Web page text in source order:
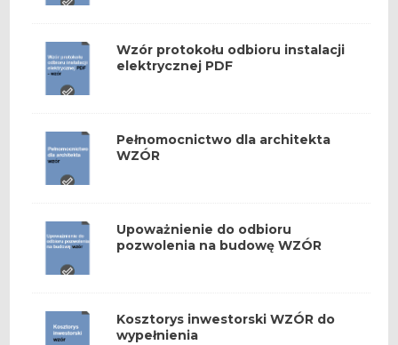
Wzór protokołu odbioru instalacji
elektrycznej PDF
Pełnomocnictwo dla architekta
WZÓR
Upoważnienie do odbioru
pozwolenia na budowę WZÓR
Kosztorys inwestorski WZÓR do
wypełnienia